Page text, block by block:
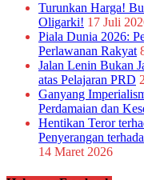
Turunkan Harga!
Oligarki! 17 Juli
Piala Dunia 2026:
Perlawanan Rakyat
Jalan Lenin Bukan
atas Pelajaran PRD
Ganyang
Perdamaian dan
Hentikan Teror
Penyerangan
14 Maret 2026